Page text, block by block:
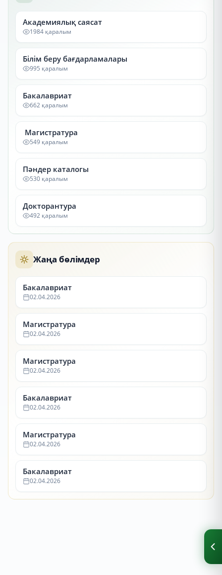
Академиялық саясат
1984 қаралым
Білім беру бағдарламалары
995 қаралым
Бакалавриат
662 қаралым
Магистратура
549 қаралым
Пәндер каталогы
530 қаралым
Докторантура
492 қаралым
Жаңа бөлімдер
Бакалавриат
02.04.2026
Магистратура
02.04.2026
Магистратура
02.04.2026
Бакалавриат
02.04.2026
Магистратура
02.04.2026
Бакалавриат
02.04.2026